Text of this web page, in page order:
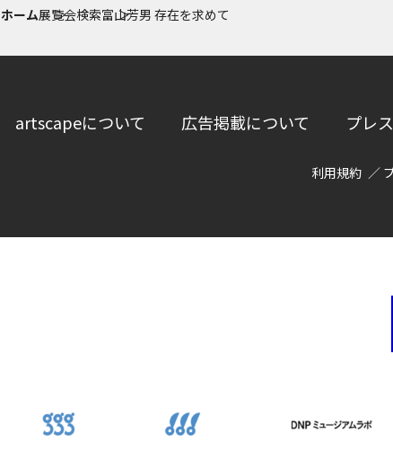
ホーム展覧会検索富山芳男 存在を求めて
artscapeについて 広告掲載について プレ
利用規約